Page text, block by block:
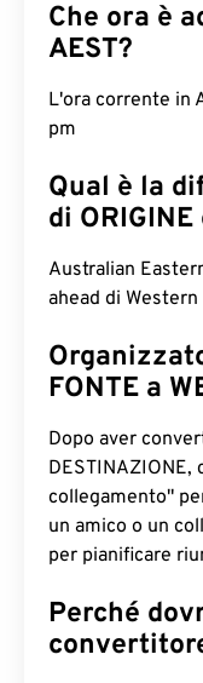
Che ora è
AEST?
L'ora corrente in
pm
Qual è la
di ORIGINE
Australian
ahead di Western
FONTE a
Dopo aver
DESTINAZIONE,
collegamento"
un amico o un
per pianificare
Perché